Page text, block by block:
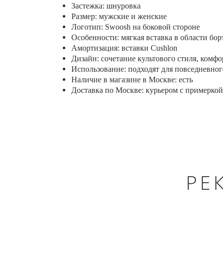
Застежка: шнуровка
Размер: мужские и женские
Логотип: Swoosh на боковой стороне
Особенности: мягкая вставка в области
Амортизация: вставки Cushlon
Дизайн: сочетание культового стиля,
Использование: подходят для
Наличие в магазине в Москве: есть
Доставка по Москве: курьером с